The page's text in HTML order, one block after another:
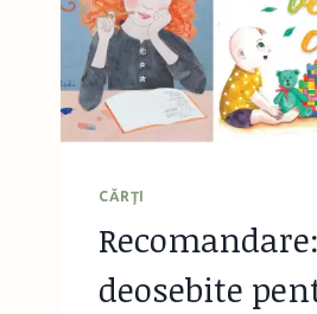
CĂRŢI
deosebite